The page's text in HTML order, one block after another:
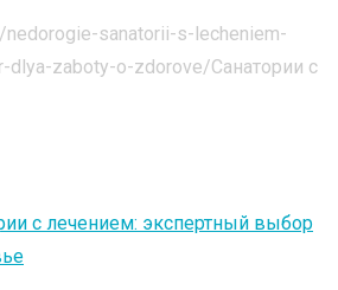
nedorogie-sanatorii-s-lecheniem-
dlya-zaboty-o-zdorove/Санатории с